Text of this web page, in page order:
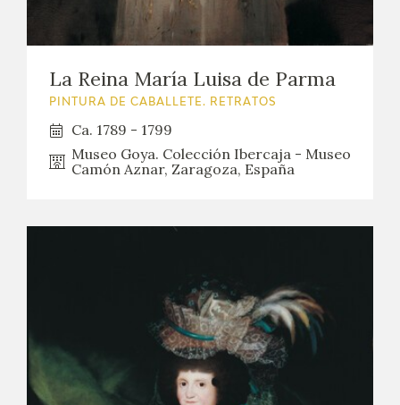
La Reina María Luisa de Parma
PINTURA DE CABALLETE. RETRATOS
Ca. 1789 - 1799
Museo Goya. Colección Ibercaja - Museo
Camón Aznar, Zaragoza, España